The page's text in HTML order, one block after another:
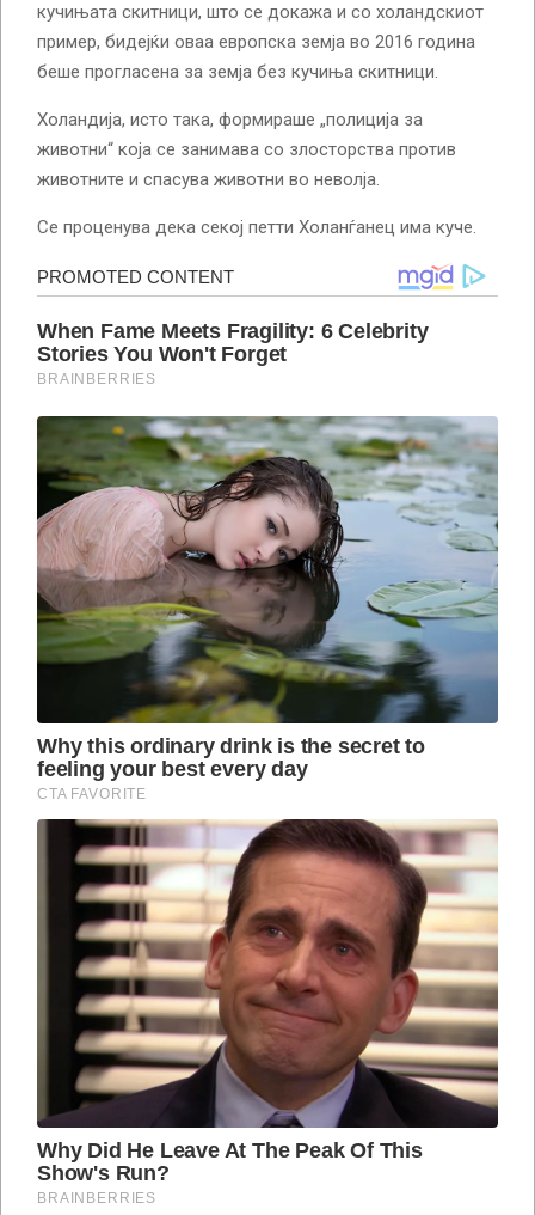
кучињата скитници, што се докажа и со холандскиот
пример, бидејќи оваа европска земја во 2016 година
беше прогласена за земја без кучиња скитници.
Холандија, исто така, формираше „полиција за
животни“ која се занимава со злосторства против
животните и спасува животни во неволја.
Се проценува дека секој петти Холанѓанец има куче.